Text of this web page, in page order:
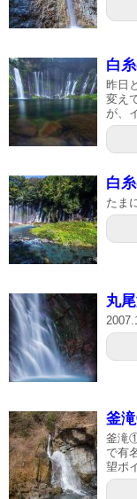
白
昨日
変え
が、
白
たま
丸
釜
釜滝
で有
望ポ